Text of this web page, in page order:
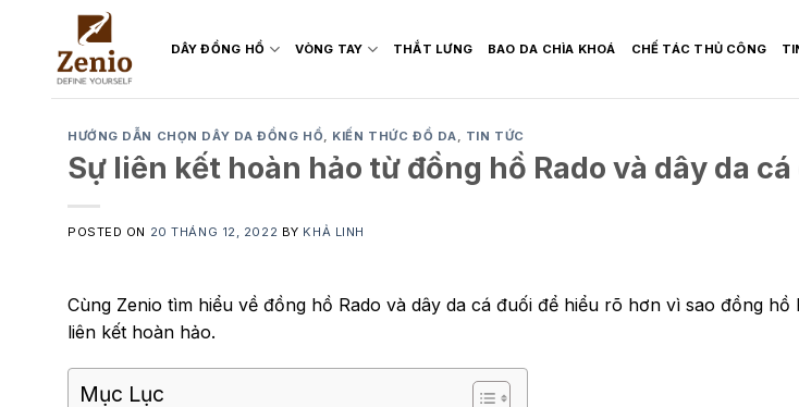
content
DÂY ĐỒNG HỒ VÒNG TAY THẮT LƯNG BAO DA CHÌA KHOÁ CHẾ TÁC THỦ CÔNG
HƯỚNG DẪN CHỌN DÂY DA ĐỒNG HỒ, KIẾN THỨC ĐỒ DA, TIN TỨC
Sự liên kết hoàn hảo từ đồng hồ Rado và dây da
POSTED ON 20 THÁNG 12, 2022 BY KHẢ LINH
Cùng Zenio tìm hiểu về đồng hồ Rado và dây da cá đuối để hiểu rõ hơn vì sao đồng hồ
liên kết hoàn hảo.
Mục Lục